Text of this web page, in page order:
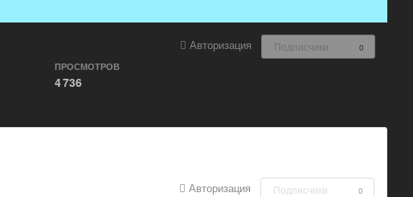
Авторизация Подписчики 0
ПРОСМОТРОВ
4 736
Авторизация Подписчики 0